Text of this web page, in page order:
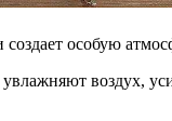
особую
увлажняют воздух,